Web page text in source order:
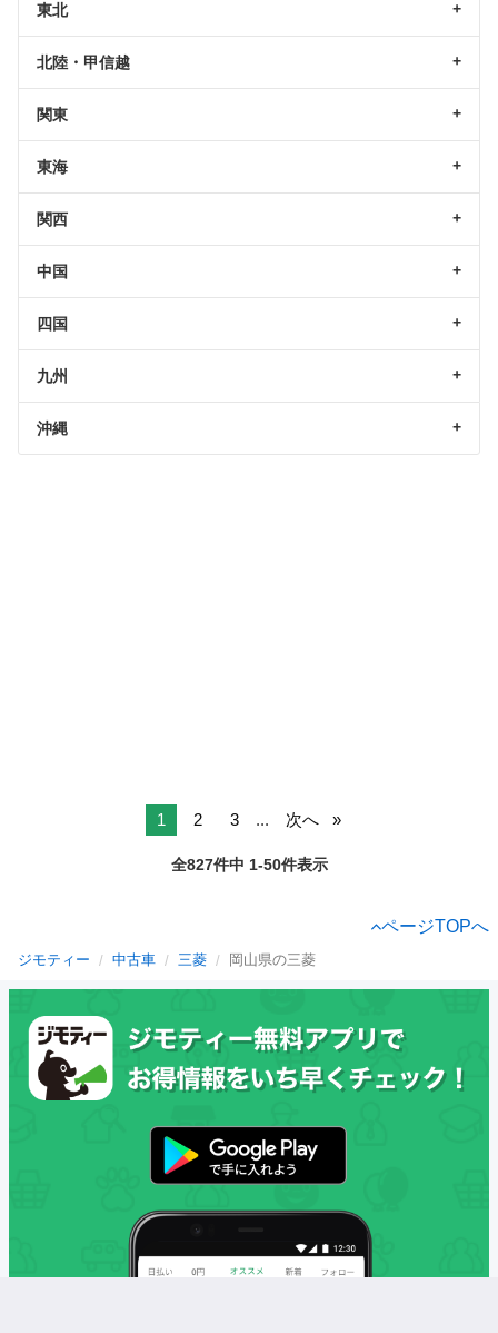
東北
北陸・甲信越
関東
東海
関西
中国
四国
九州
沖縄
1 2 3 ... 次へ
全827件中 1-50件表示
ページTOPへ
ジモティー 中古車 三菱 岡山県の三菱